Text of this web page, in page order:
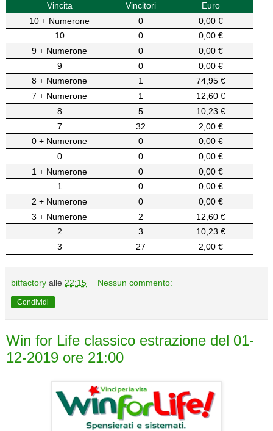
Vincita Vincitori
Euro
10 + Numerone
0
0,00 €
10
0
0,00 €
9 + Numerone
0
0,00 €
9
0
0,00 €
8 + Numerone
1
74,95 €
7 + Numerone
1
12,60 €
8
5
10,23 €
7
32
2,00 €
0 + Numerone
0
0,00 €
0
0
0,00 €
1 + Numerone
0
0,00 €
1
0
0,00 €
2 + Numerone
0
0,00 €
3 + Numerone
2
12,60 €
2
3
10,23 €
3
27 2,00 €
bitfactory alle 22:15 Nessun commento:
Condividi
Win for Life classico estrazione del 01-
12-2019 ore 21:00